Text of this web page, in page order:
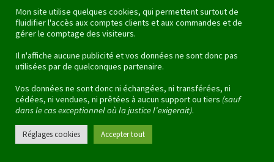
Mentions légales
Retours et remboursements
F.A.Q.
Facebook
Instagram
Pinterest
Mon site utilise quelques cookies, qui permettent surtout de
fluidifier l'accès aux comptes clients et aux commandes et de
gérer le comptage des visiteurs.
Il n'affiche aucune publicité et vos données ne sont donc pas
utilisées par de quelconques partenaire.
Vos données ne sont donc ni échangées, ni transférées, ni
cédées, ni vendues, ni prêtées à aucun support ou tiers (sauf
dans le cas exceptionnel où la justice l’exigerait).
Réglages cookies Accepter tout